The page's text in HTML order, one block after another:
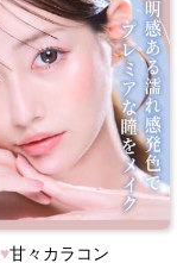
♥甘々カラコン